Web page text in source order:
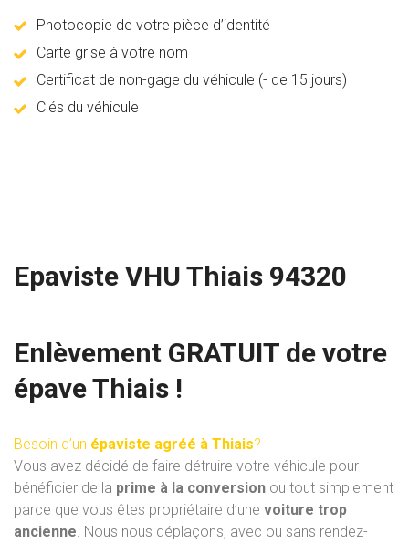
Photocopie de votre pièce d’identité
Carte grise à votre nom
Certificat de non-gage du véhicule (- de 15 jours)
Clés du véhicule
Epaviste VHU Thiais 94320
Enlèvement GRATUIT de votre
épave Thiais !
Besoin d’un épaviste agréé à Thiais?
Vous avez décidé de faire détruire votre véhicule pour
bénéficier de la prime à la conversion ou tout simplement
parce que vous êtes propriétaire d’une voiture trop
ancienne. Nous nous déplaçons, avec ou sans rendez-